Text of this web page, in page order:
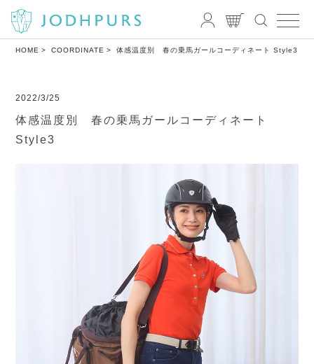
HOME COORDINATE 体感温度別 春の乗馬ガールコーディネート Style3
2022/3/25
体感温度別 春の乗馬ガールコーディネート
Style3